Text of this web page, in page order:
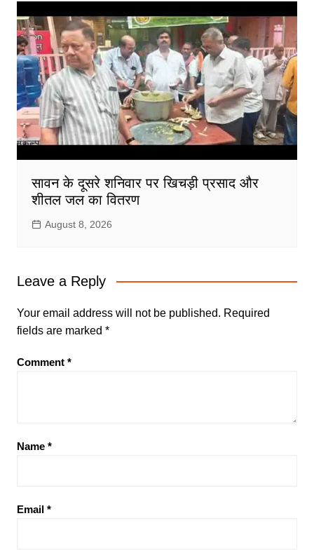
सावन के दूसरे शनिवार पर खिचड़ी प्रसाद और
शीतल जल का वितरण
August 8, 2026
Leave a Reply
Your email address will not be published. Required
fields are marked *
Comment *
Name *
Email *